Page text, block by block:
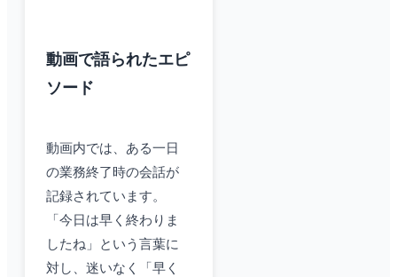
動画で語られたエピ
ソード
動画内では、ある一日
の業務終了時の会話が
記録されています。
「今日は早く終わりま
したね」という言葉に
対し、迷いなく「早く